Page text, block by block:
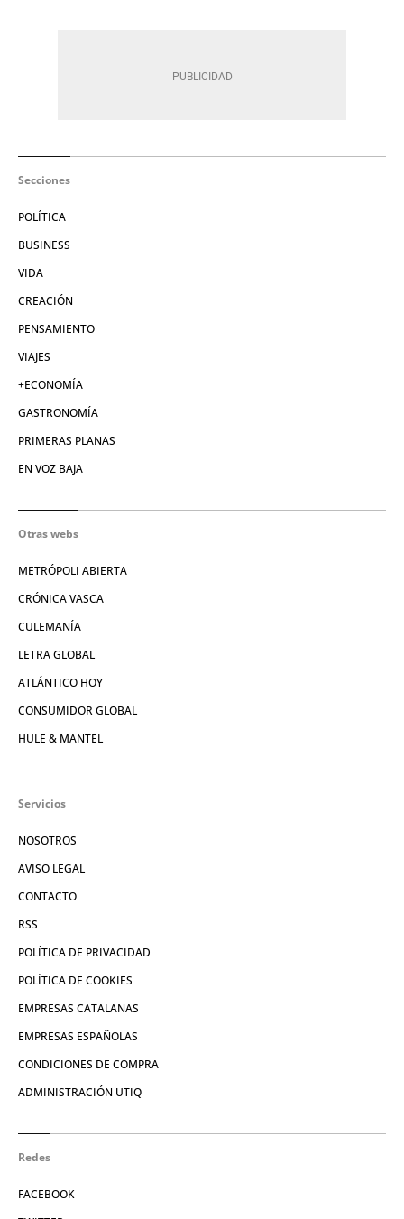
Secciones
POLÍTICA
BUSINESS
VIDA
CREACIÓN
PENSAMIENTO
VIAJES
+ECONOMÍA
GASTRONOMÍA
PRIMERAS PLANAS
EN VOZ BAJA
Otras webs
METRÓPOLI ABIERTA
CRÓNICA VASCA
CULEMANÍA
LETRA GLOBAL
ATLÁNTICO HOY
CONSUMIDOR GLOBAL
HULE & MANTEL
Servicios
NOSOTROS
AVISO LEGAL
CONTACTO
RSS
POLÍTICA DE PRIVACIDAD
POLÍTICA DE COOKIES
EMPRESAS CATALANAS
EMPRESAS ESPAÑOLAS
CONDICIONES DE COMPRA
ADMINISTRACIÓN UTIQ
Redes
FACEBOOK